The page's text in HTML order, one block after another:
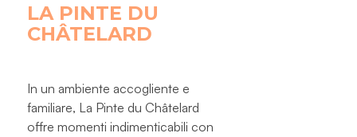
LA PINTE DU
CHÂTELARD
In un ambiente accogliente e
familiare, La Pinte du Châtelard
offre momenti indimenticabili con